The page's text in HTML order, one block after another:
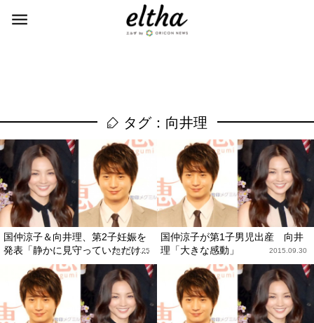
タグ：向井理
国仲涼子＆向井理、第2子妊娠を
発表「静かに見守っていただけ...
2017.09.25
国仲涼子が第1子男児出産 向井
理「大きな感動」
2015.09.30